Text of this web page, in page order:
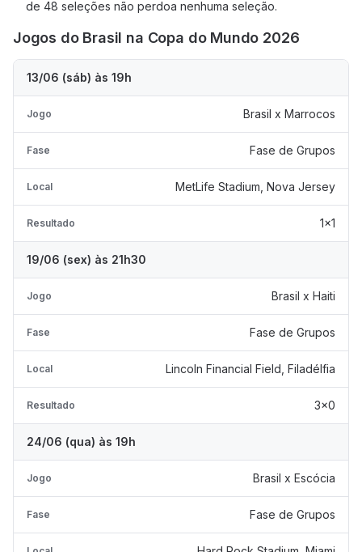
de 48 seleções não perdoa nenhuma seleção.
Jogos do Brasil na Copa do Mundo 2026
13/06 (sáb) às 19h
Jogo Brasil x Marrocos
Fase Fase de Grupos
Local MetLife Stadium, Nova Jersey
Resultado 1x1
19/06 (sex) às 21h30
Jogo Brasil x Haiti
Fase Fase de Grupos
Local Lincoln Financial Field, Filadélfia
Resultado 3x0
24/06 (qua) às 19h
Jogo Brasil x Escócia
Fase Fase de Grupos